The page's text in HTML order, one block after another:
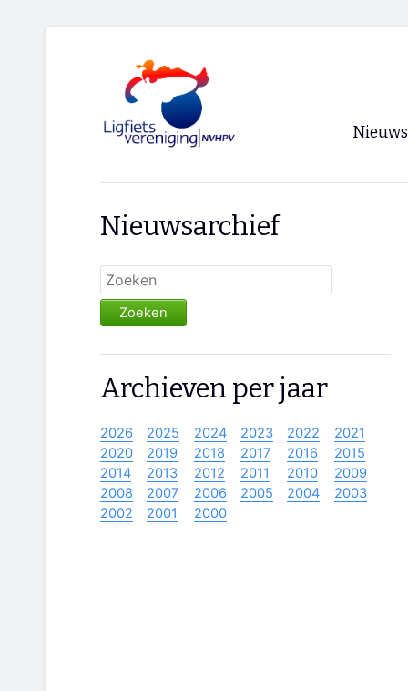
Nieuws
Nieuwsarchief
Zoeken
Archieven per jaar
2026 2025 2024 2023 2022
2021
2020
2019 2018 2017 2016
2015
2014
2013 2012 2011 2010
2009
2008
2007 2006 2005 2004
2003
2002
2001 2000